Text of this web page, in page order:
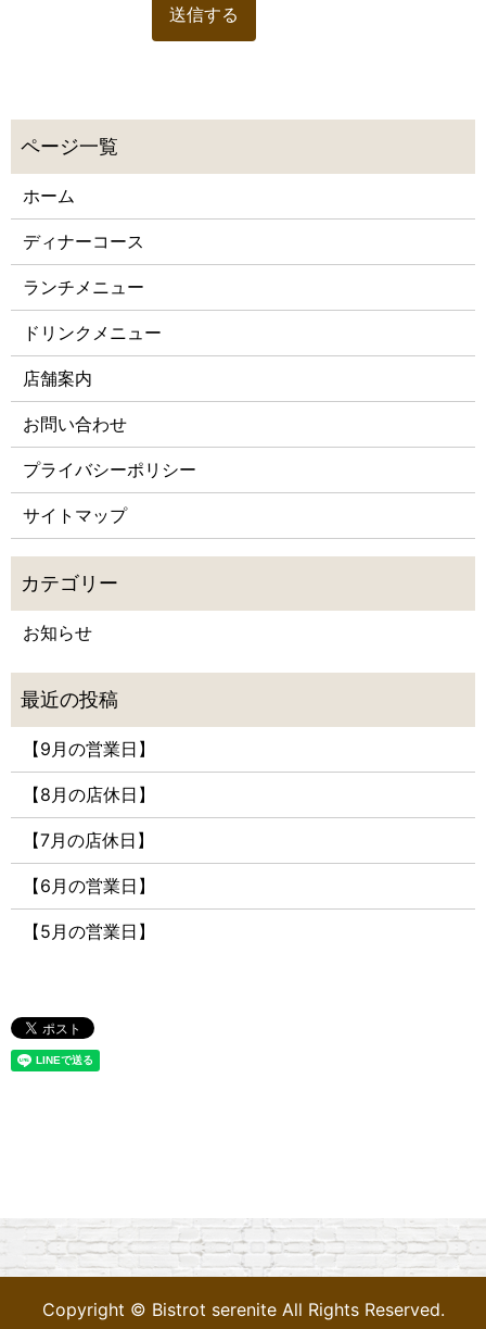
ホーム
ディナーコース
ランチメニュー
ドリンクメニュー
店舗案内
お問い合わせ
プライバシーポリシー
サイトマップ
お知らせ
【9月の営業日】
【8月の店休日】
【7月の店休日】
【6月の営業日】
【5月の営業日】
Copyright © Bistrot serenite All Rights Reserved.